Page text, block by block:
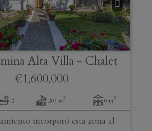
Alta Villa - Chalet
€1,600,000
2 201 m2 0 m2
incorporó esta zona al